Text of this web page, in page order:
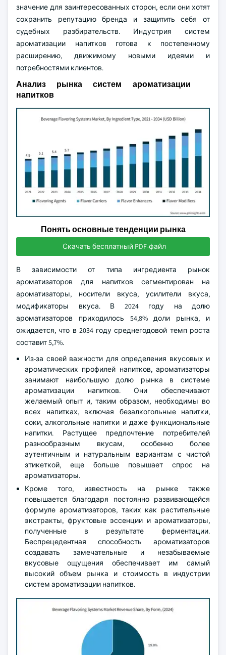
значение для заинтересованных сторон, если они хотят
сохранить репутацию бренда и защитить себя от
судебных разбирательств. Индустрия систем
ароматизации напитков готова к постепенному
расширению, движимому новыми идеями и
потребностями клиентов.
Анализ рынка систем ароматизации
напитков
Понять основные тенденции рынка
Скачать бесплатный PDF-файл
В зависимости от типа ингредиента рынок
ароматизаторов для напитков сегментирован на
ароматизаторы, носители вкуса, усилители вкуса,
модификаторы вкуса. В 2024 году на долю
ароматизаторов приходилось 54,8% доли рынка, и
ожидается, что в 2034 году среднегодовой темп роста
составит 5,7%.
Из-за своей важности для определения вкусовых и
ароматических профилей напитков, ароматизаторы
занимают наибольшую долю рынка в системе
ароматизации напитков. Они обеспечивают
желаемый опыт и, таким образом, необходимы во
всех напитках, включая безалкогольные напитки,
соки, алкогольные напитки и даже функциональные
напитки. Растущее предпочтение потребителей
разнообразным вкусам, особенно более
аутентичным и натуральным вариантам с чистой
этикеткой, еще больше повышает спрос на
ароматизаторы.
Кроме того, известность на рынке также
повышается благодаря постоянно развивающейся
формуле ароматизаторов, таких как растительные
экстракты, фруктовые эссенции и ароматизаторы,
полученные в результате ферментации.
Беспрецедентная способность ароматизаторов
создавать замечательные и незабываемые
вкусовые ощущения обеспечивает им самый
высокий объем рынка и стоимость в индустрии
систем ароматизации напитков.